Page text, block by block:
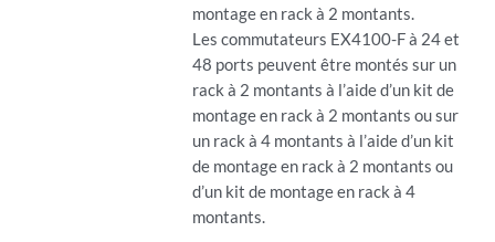
montage en rack à 2 montants.
Les commutateurs EX4100-F à 24 et
48 ports peuvent être montés sur un
rack à 2 montants à l’aide d’un kit de
montage en rack à 2 montants ou sur
un rack à 4 montants à l’aide d’un kit
de montage en rack à 2 montants ou
d’un kit de montage en rack à 4
montants.